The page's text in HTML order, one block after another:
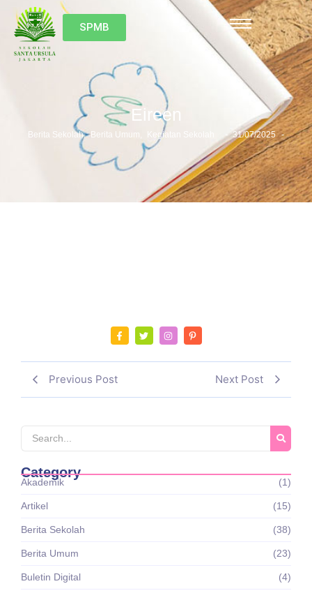
SPMB
Eireen
Berita Sekolah, Berita Umum, Kegiatan Sekolah - 31/07/2025 -
Previous Post Next Post
Category
Akademik (1)
Artikel (15)
Berita Sekolah (38)
Berita Umum (23)
Buletin Digital (4)